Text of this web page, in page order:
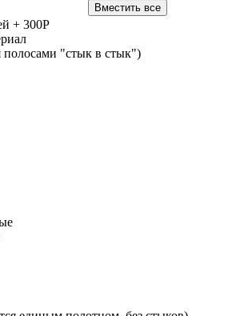
Вместить все
+ 300Р
"стык в стык")